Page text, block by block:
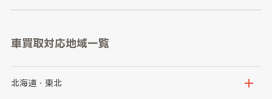
車買取対応地域一覧
北海道・東北